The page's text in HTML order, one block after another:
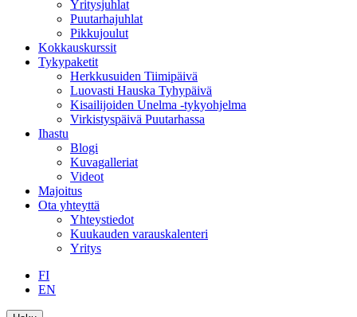
Yritysjuhlat
Puutarhajuhlat
Pikkujoulut
Kokkauskurssit
Tykypaketit
Herkkusuiden Tiimipäivä
Luovasti Hauska Tyhypäivä
Kisailijoiden Unelma -tykyohjelma
Virkistyspäivä Puutarhassa
Ihastu
Blogi
Kuvagalleriat
Videot
Majoitus
Ota yhteyttä
Yhteystiedot
Kuukauden varauskalenteri
Yritys
FI
EN